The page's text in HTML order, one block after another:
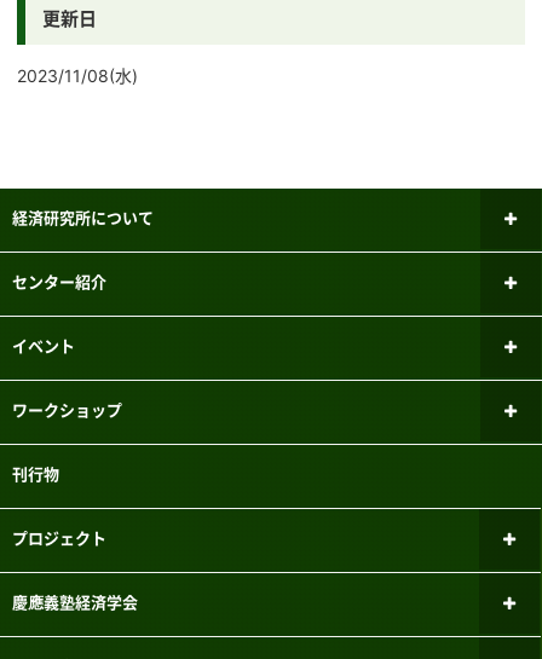
更新日
2023/11/08(水)
経済研究所について
所長あいさつ
メーリングリスト
三田キャンパスでの研究目的でのパソコン教室利用について
センター紹介
ファイナンシャル・ジェロントロジー
国際経済学研究センター
こどもの機会均等研究センター
FinTEKセンター
イベント
新しいお知らせ
ワークショップ
ミクロ経済学ワークショップ
応用経済学ワークショップ
刊行物
プロジェクト
現行のプロジェクト
慶應義塾経済学会